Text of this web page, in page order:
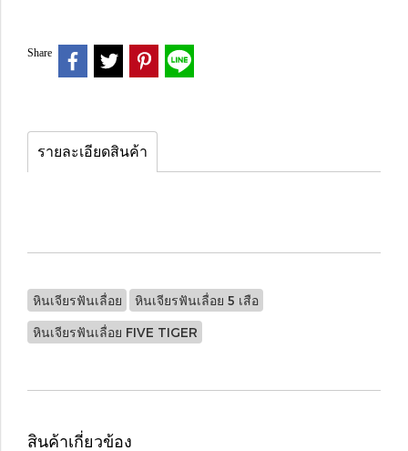
Share
รายละเอียดสินค้า
หินเจียรฟันเลื่อย หินเจียรฟันเลื่อย 5 เสือ
หินเจียรฟันเลื่อย FIVE TIGER
สินค้าเกี่ยวข้อง